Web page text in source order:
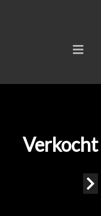
Verkocht